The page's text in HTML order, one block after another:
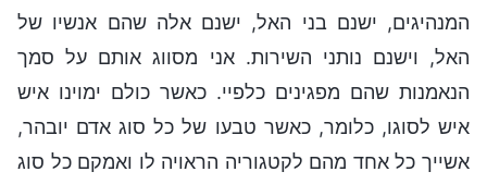
המנהיגים, ישנם בני האל, ישנם אלה שהם אנשיו של
האל, וישנם נותני השירות. אני מסווג אותם על סמך
הנאמנות שהם מפגינים כלפיי. כאשר כולם ימוינו איש
איש לסוגו, כלומר, כאשר טבעו של כל סוג אדם יובהר,
אשייך כל אחד מהם לקטגוריה הראויה לו ואמקם כל סוג